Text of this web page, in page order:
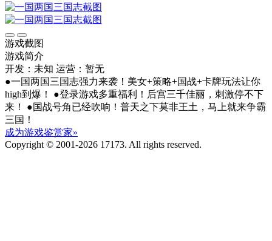
游戏截图
游戏简介
开发：未知 运营：暂无
●一国两国三国志强力来袭！美女+策略+国战+卡牌玩法让你
high到爆！ ●登录游戏多重福利！后宫三千佳丽，刺激停不下
来！ ●国战号角已经吹响！普天之下莫非王土，马上就来争霸
三国！
成为游戏鉴赏家»
Copyright © 2001-2026 17173. All rights reserved.